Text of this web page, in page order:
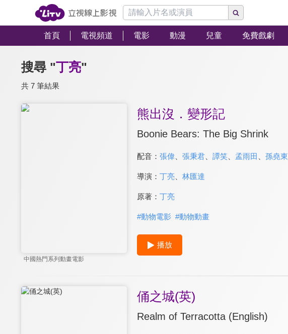
首頁 電視頻道 電影 動漫 兒童 免費戲劇
搜尋 "丁亮"
共 7 筆結果
中國熱門系列動畫電影
熊出沒．變形記
Boonie Bears: The Big Shrink
配音： 張偉、 張秉君、 譚笑、 孟雨田 孫堯東
導演： 丁亮、 林匯達
原著： 丁亮
#動物電影 #動物動畫
播放
俑之城(英)
Realm of Terracotta (English)